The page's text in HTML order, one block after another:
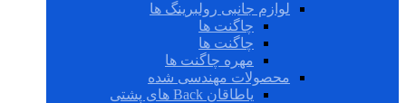
لوازم جانبی رولبرینگ ها
چاگنت ها
چاگنت ها
مهره چاگنت ها
محصولات مهندسی شده
یاطاقان Back های پشتی